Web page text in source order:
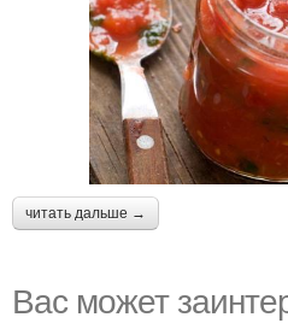
читать дальше →
Вас может